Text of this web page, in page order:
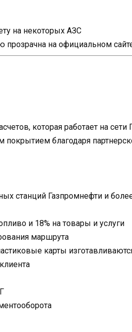
на некоторых АЗС
прозрачна на официальном
которая работает на
благодаря
станций Газпромнефти и
и 18% на товары и услуги
маршрута
карты